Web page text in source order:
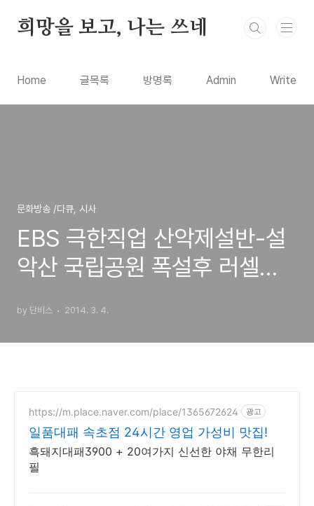
희망을 보고, 나는 쓰네
Home 글목록 방명록 Admin Write
문화방송 /다큐, 시사
EBS 극한직업 산악제설반-설
악산 국립공원 폭설후 러셀로
by 단비스 2014. 3. 4.
https://m.place.naver.com/place/1365672624 광고
일품대패 속초점 24시간 영업 가성비 맛집!
흑돼지대패3900 + 20여가지 신선한 야채 무한리
필